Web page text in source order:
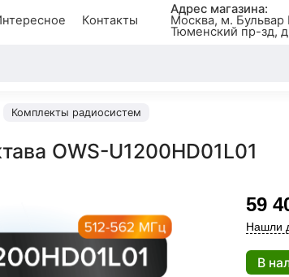
Контакты
Адрес магазина:
Москва, м. Бульвар
Тюменский пр-зд,
Комплекты радиосистем
OWS-U1200HD01L01
59
Нашли
В